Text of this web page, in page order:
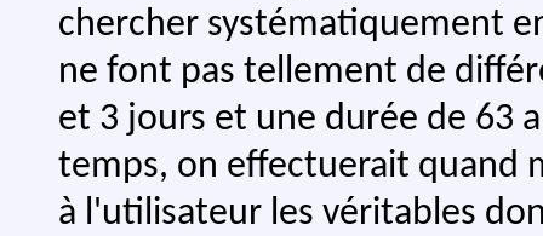
chercher systématiquement
ne font pas tellement de
et 3 jours et une durée de 63
temps, on effectuerait quand
à l'utilisateur les véritables